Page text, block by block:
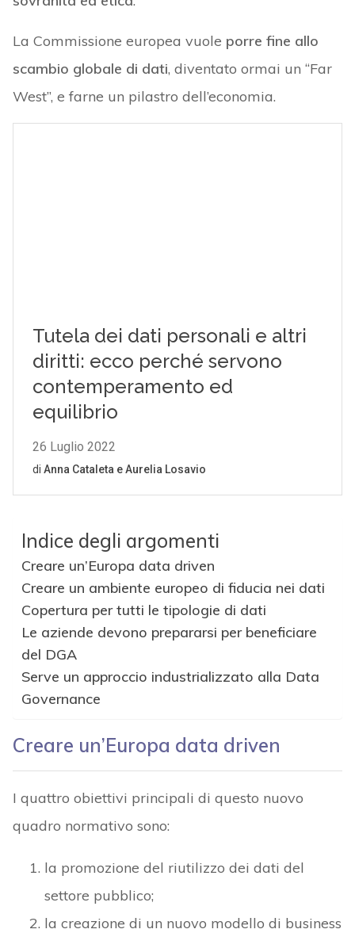
La Commissione europea vuole porre fine allo
scambio globale di dati, diventato ormai un “Far
West”, e farne un pilastro dell’economia.
Indice degli argomenti
Creare un’Europa data driven
Creare un ambiente europeo di fiducia nei dati
Copertura per tutti le tipologie di dati
Le aziende devono prepararsi per beneficiare
del DGA
Serve un approccio industrializzato alla Data
Governance
Creare un’Europa data driven
I quattro obiettivi principali di questo nuovo
quadro normativo sono:
la promozione del riutilizzo dei dati del
settore pubblico;
la creazione di un nuovo modello di business